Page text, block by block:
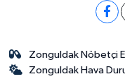
Zonguldak Nöbetçi
Zonguldak Hava